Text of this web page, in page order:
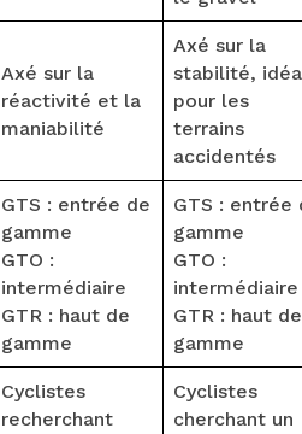
Axé sur la
réactivité et la
maniabilité
Axé sur la
stabilité,
pour les
terrains
accidentés
GTS : entrée de
gamme
GTO :
intermédiaire
GTR : haut de
gamme
GTS : entrée
gamme
GTO :
intermédiaire
GTR : haut de
gamme
Cyclistes
recherchant
Cyclistes
cherchant un